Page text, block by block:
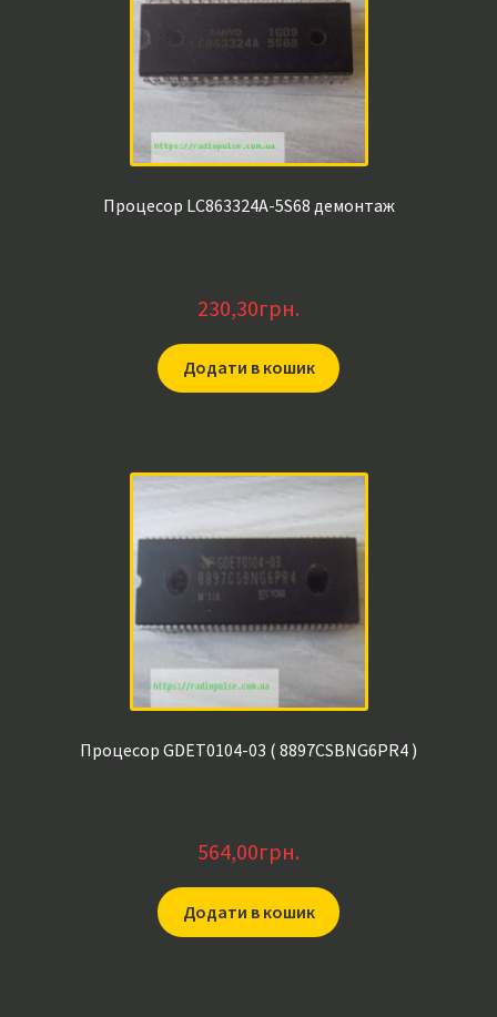
Процесор LC863324A-5S68 демонтаж
230,30грн.
Додати в кошик
Процесор GDET0104-03 ( 8897CSBNG6PR4 )
564,00грн.
Додати в кошик